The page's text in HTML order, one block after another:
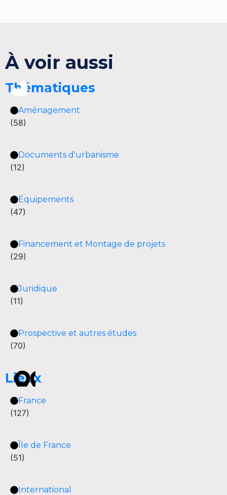
À voir aussi
Thématiques
Aménagement
(58)
Documents d'urbanisme
(12)
Équipements
(47)
Financement et Montage de projets
(29)
Juridique
(11)
Prospective et autres études
(70)
Lieux
France
(127)
Île de France
(51)
International